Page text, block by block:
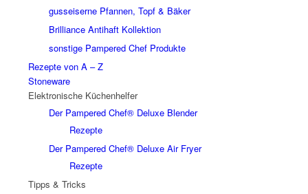
gusseiserne Pfannen, Topf & Bäker
Brilliance Antihaft Kollektion
sonstige Pampered Chef Produkte
Rezepte von A – Z
Stoneware
Elektronische Küchenhelfer
Der Pampered Chef® Deluxe Blender
Rezepte
Der Pampered Chef® Deluxe Air Fryer
Rezepte
Tipps & Tricks